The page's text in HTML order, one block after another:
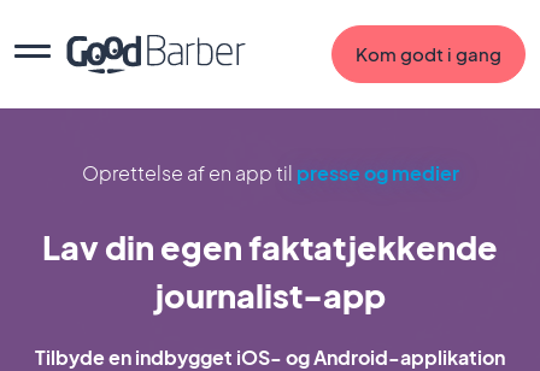
Kom godt i gang
Oprettelse af en app til presse og medier
Lav din egen faktatjekkende
journalist-app
Tilbyde en indbygget iOS- og Android-applikation